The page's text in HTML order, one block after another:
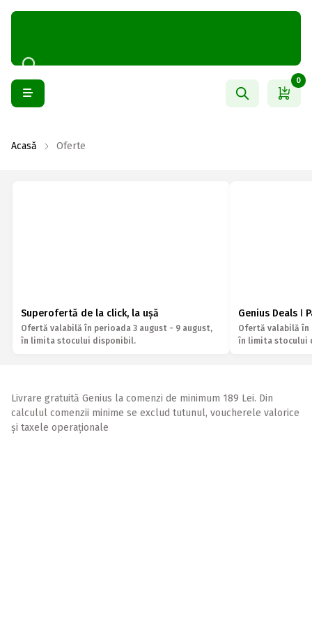
0
Acasă Oferte
Superofertă de la click, la ușă
Ofertă valabilă în perioada 3 august - 9 august,
în limita stocului disponibil.
Genius Deals ǀ
Ofertă valabilă în
în limita stocului
Livrare gratuită Genius la comenzi de minimum 189 Lei. Din
calculul comenzii minime se exclud tutunul, voucherele valorice
și taxele operaționale